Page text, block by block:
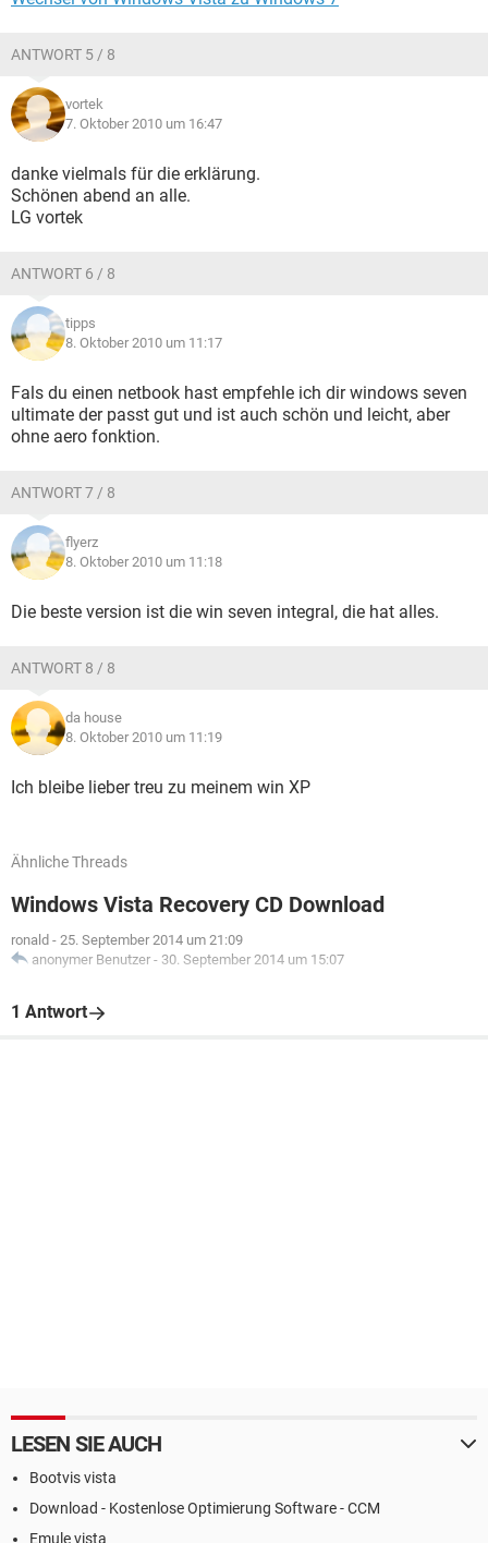
ANTWORT 5 / 8
vortek
7. Oktober 2010 um 16:47
danke vielmals für die erklärung.
Schönen abend an alle.
LG vortek
ANTWORT 6 / 8
tipps
8. Oktober 2010 um 11:17
Fals du einen netbook hast empfehle ich dir windows seven
ultimate der passt gut und ist auch schön und leicht, aber
ohne aero fonktion.
ANTWORT 7 / 8
flyerz
8. Oktober 2010 um 11:18
Die beste version ist die win seven integral, die hat alles.
ANTWORT 8 / 8
da house
8. Oktober 2010 um 11:19
Ich bleibe lieber treu zu meinem win XP
Ähnliche Threads
Windows Vista Recovery CD Download
ronald - 25. September 2014 um 21:09
anonymer Benutzer - 30. September 2014 um 15:07
1 Antwort
LESEN SIE AUCH
Bootvis vista
Download - Kostenlose Optimierung Software - CCM
Emule vista